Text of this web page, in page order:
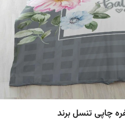
لحاف روتختی 1 نفره چاپی تنسل برند